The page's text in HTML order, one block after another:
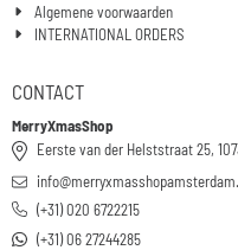
Algemene voorwaarden
INTERNATIONAL ORDERS
CONTACT
MerryXmasShop
Eerste van der Helststraat 25,
(+31) 020 6722215
(+31) 06 27244285